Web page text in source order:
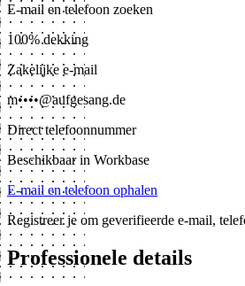
E-mail en telefoon zoeken
100% dekking
Zakelijke e-mail
m••••@aufgesang.de
Direct telefoonnummer
Beschikbaar in Workbase
E-mail en telefoon ophalen
Registreer je om geverifieerde e-mail,
Professionele details